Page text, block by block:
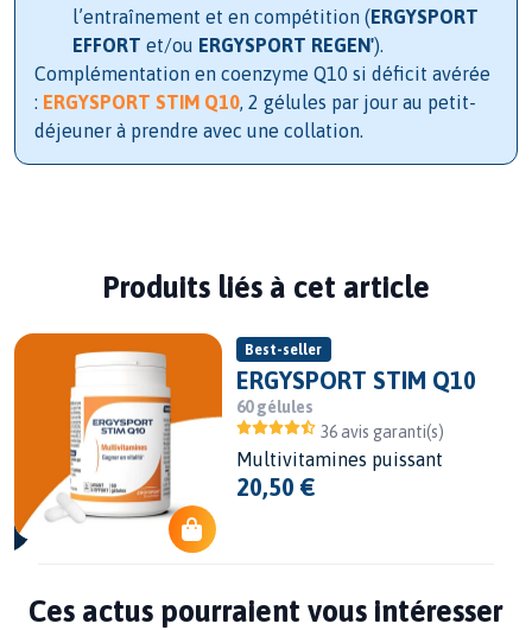
l’entraînement et en compétition (ERGYSPORT
EFFORT et/ou ERGYSPORT REGEN').
Complémentation en coenzyme Q10 si déficit avérée
: ERGYSPORT STIM Q10, 2 gélules par jour au petit-
déjeuner à prendre avec une collation.
Produits liés à cet article
Best-seller
ERGYSPORT STIM Q10
60 gélules
36 avis garanti(s)
Multivitamines puissant
20,50 €
Ces actus pourraient vous intéresser